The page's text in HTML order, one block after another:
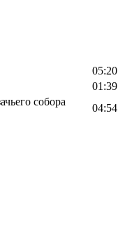
05:20
01:39
собора
04:54